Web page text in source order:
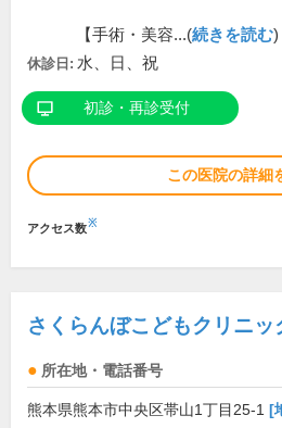
【手術・美容...(続きを読む)
休診日: 水、日、祝
初診・再診受付
この医院の詳細
アクセス数※
さくらんぼこどもクリニッ
所在地・電話番号
熊本県熊本市中央区帯山1丁目25-1 [